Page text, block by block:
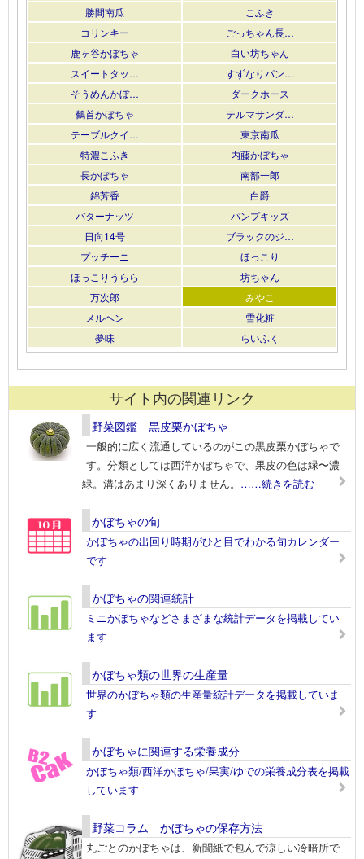
勝間南瓜
こふき
コリンキー
ごっちゃん長…
鹿ヶ谷かぼちゃ
白い坊ちゃん
スイートタッ…
すずなりパン…
そうめんかぼ…
ダークホース
鶴首かぼちゃ
テルマサンダ…
テーブルクイ…
東京南瓜
特濃こふき
内藤かぼちゃ
長かぼちゃ
南部一郎
錦芳香
白爵
バターナッツ
パンプキッズ
日向14号
ブラックのジ…
プッチーニ
ほっこり
ほっこりうらら
坊ちゃん
万次郎
みやこ
メルヘン
雪化粧
夢味
らいふく
サイト内の関連リンク
野菜図鑑 黒皮栗かぼちゃ
一般的に広く流通しているのがこの黒皮栗かぼちゃで
す。分類としては西洋かぼちゃで、果皮の色は緑〜濃
緑。溝はあまり深くありません。 ……続きを読む
かぼちゃの旬
かぼちゃの出回り時期がひと目でわかる旬カレンダー
です
かぼちゃの関連統計
ミニかぼちゃなどさまざまな統計データを掲載してい
ます
かぼちゃ類の世界の生産量
世界のかぼちゃ類の生産量統計データを掲載していま
す
かぼちゃに関連する栄養成分
かぼちゃ類/西洋かぼちゃ/果実/ゆでの栄養成分表を掲載
しています
野菜コラム かぼちゃの保存方法
丸ごとのかぼちゃは、新聞紙で包んで涼しい冷暗所で